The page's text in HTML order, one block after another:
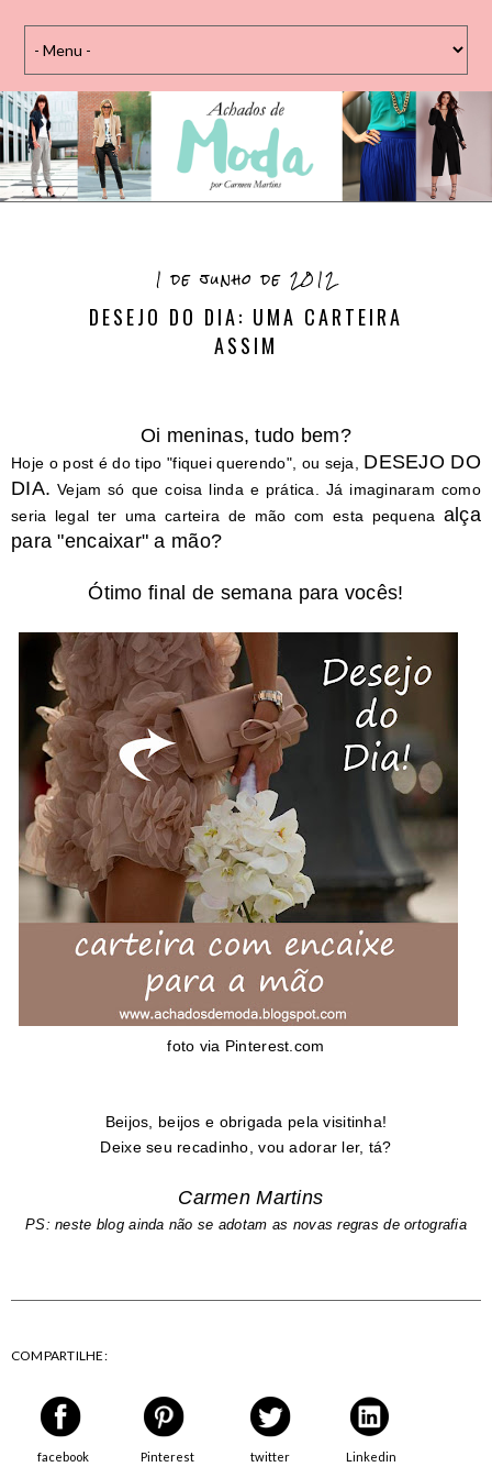
1 de junho de 2012
DESEJO DO DIA: UMA CARTEIRA
ASSIM
Oi meninas, tudo bem?
Hoje o post é do tipo "fiquei querendo", ou seja, DESEJO DO
DIA. Vejam só que coisa linda e prática. Já imaginaram como
seria legal ter uma carteira de mão com esta pequena alça
para "encaixar" a mão?
Ótimo final de semana para vocês!
foto via Pinterest.com
Beijos, beijos e obrigada pela visitinha!
Deixe seu recadinho, vou adorar ler, tá?
Carmen Martins
PS: neste blog ainda não se adotam as novas regras de ortografia
COMPARTILHE:
facebook Pinterest twitter Linkedin